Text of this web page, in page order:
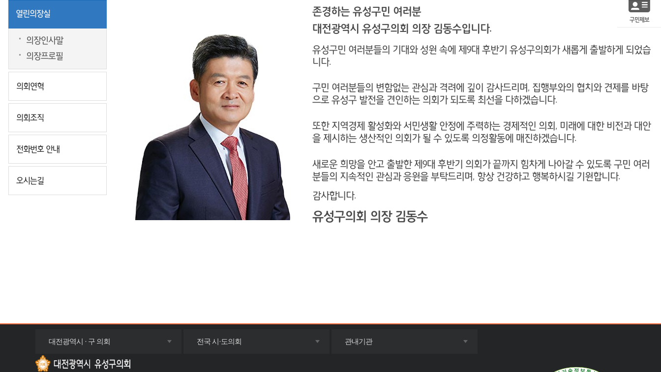
열린의장실
의장인사말
의장프로필
의회연혁
의회조직
전화번호 안내
오시는길
존경하는 유성구민 여러분
대전광역시 유성구의회 의장 김동수입니다.
유성구민 여러분들의 기대와 성원 속에 제9대 후반기 유성구의회가 새롭게 출발하게 되었습
니다.
구민 여러분들의 변함없는 관심과 격려에 깊이 감사드리며, 집행부와의 협치와 견제를 바탕
으로 유성구 발전을 견인하는 의회가 되도록 최선을 다하겠습니다.
또한 지역경제 활성화와 서민생활 안정에 주력하는 경제적인 의회, 미래에 대한 비전과 대안
을 제시하는 생산적인 의회가 될 수 있도록 의정활동에 매진하겠습니다.
새로운 희망을 안고 출발한 제9대 후반기 의회가 끝까지 힘차게 나아갈 수 있도록 구민 여러
분들의 지속적인 관심과 응원을 부탁드리며, 항상 건강하고 행복하시길 기원합니다.
감사합니다.
유성구의회 의장 김동수
구민제보
대전광역시 · 구 의회 전국 시·도의회 관내기관